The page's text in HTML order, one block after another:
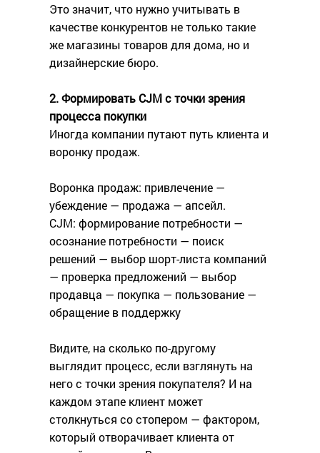
Это значит, что нужно учитывать в
качестве конкурентов не только такие
же магазины товаров для дома, но и
дизайнерские бюро.
2. Формировать CJM с точки зрения
процесса покупки
Иногда компании путают путь клиента и
воронку продаж.
Воронка продаж: привлечение —
убеждение — продажа — апсейл.
CJM: формирование потребности —
осознание потребности — поиск
решений — выбор шорт-листа компаний
— проверка предложений — выбор
продавца — покупка — пользование —
обращение в поддержку
Видите, на сколько по-другому
выглядит процесс, если взглянуть на
него с точки зрения покупателя? И на
каждом этапе клиент может
столкнуться со стопером — фактором,
который отворачивает клиента от